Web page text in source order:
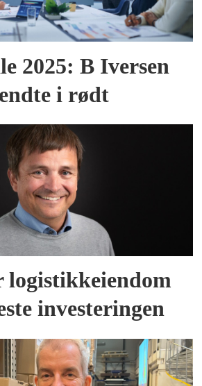
2025: B Iversen
i rødt
logistikkeiendom
investeringen